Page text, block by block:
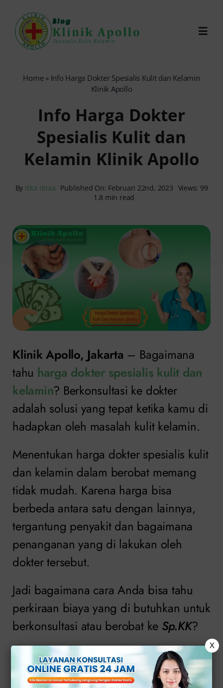
content
Reservasi Online
Search
Home» Info Harga Dokter Spesialis Kulit dan Kelamin
Klinik Apollo
Info Harga Dokter
Spesialis Kulit dan
Kelamin Klinik Apollo
By dita ditaa Published On: Februari 22nd, 2023 Views: 99
1.8 min read
Klinik Apollo, Jakarta – Bagaimana
tahu harga dokter spesialis kulit dan
kelamin? Berkonsultasi ke dokter
adalah solusi yang tepat ketika kamu di
hadapkan oleh masalah kulit kelamin.
Menentukan harga dokter spesialis kulit
dan kelamin dalam berobat memang
tidak mudah. Karena harga bisa
berbeda antara satu dengan lainnya,
tergantung penyakit dan bagaimana
penanganan yang di lakukan oleh
dokter tersebut.
Jadi bagaimana cara Anda bisa tahu
perkiraan biaya yang di butuhkan untuk
berkonsultasi atau berobat ke Sp.KK?
Daftar Isi
Jenis Penyakit Tentukan Harga
X